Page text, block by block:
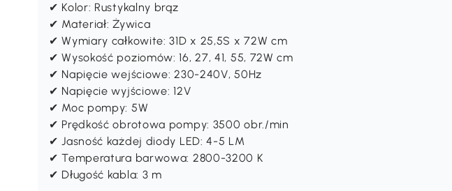
✔ Kolor: Rustykalny brąz
✔ Materiał: Żywica
✔ Wymiary całkowite: 31D x 25,5S x 72W cm
✔ Wysokość poziomów: 16, 27, 41, 55, 72W cm
✔ Napięcie wejściowe: 230-240V, 50Hz
✔ Napięcie wyjściowe: 12V
✔ Moc pompy: 5W
✔ Prędkość obrotowa pompy: 3500 obr./min
✔ Jasność każdej diody LED: 4-5 LM
✔ Temperatura barwowa: 2800-3200 K
✔ Długość kabla: 3 m